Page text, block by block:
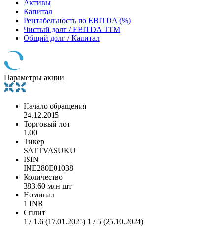
Активы
Капитал
Рентабельность по EBITDA (%)
Чистый долг / EBITDA TTM
Общий долг / Капитал
Параметры акции
Начало обращения
24.12.2015
Торговый лот
1.00
Тикер
SATTVASUKU
ISIN
INE280E01038
Количество
383.60 млн шт
Номинал
1 INR
Сплит
1 / 1.6 (17.01.2025) 1 / 5 (25.10.2024)